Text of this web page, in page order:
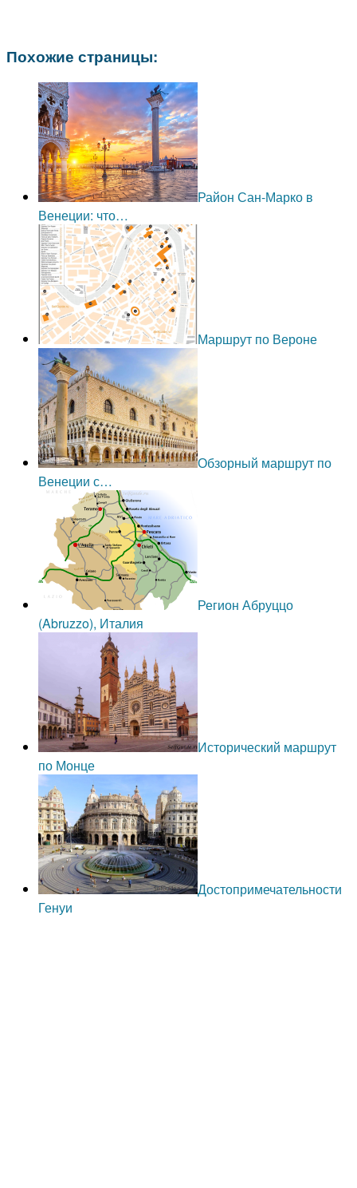
Похожие страницы:
Район Сан-Марко в
Венеции: что…
Маршрут по Вероне
Обзорный маршрут по
Венеции с…
Регион Абруццо
(Abruzzo), Италия
Исторический маршрут
по Монце
Достопримечательности
Генуи